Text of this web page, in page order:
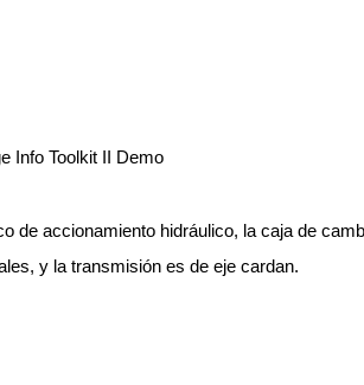
de accionamiento hidráulico, la caja de
y la transmisión es de eje cardan.